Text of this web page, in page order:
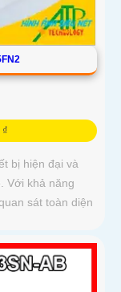
bị hiện đại và
Với khả năng
sát toàn diện